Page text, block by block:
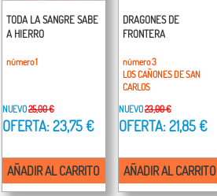
TODA LA SANGRE SABE
A HIERRO
número 1
NUEVO25,00 €
OFERTA: 23,75 €
AÑADIR AL CARRITO
DRAGONES DE
FRONTERA
número 3
LOS CAÑONES DE SAN
CARLOS
NUEVO23,00 €
OFERTA: 21,85 €
AÑADIR AL CARRITO